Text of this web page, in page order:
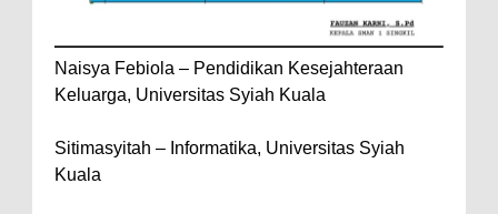
Naisya Febiola – Pendidikan Kesejahteraan
Keluarga, Universitas Syiah Kuala
Sitimasyitah – Informatika, Universitas Syiah
Kuala